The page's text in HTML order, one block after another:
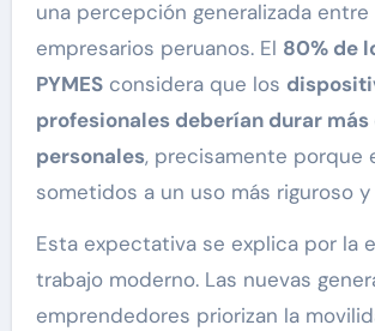
una percepción generalizada entre
empresarios peruanos. El 80% de
PYMESconsidera que los
profesionales deberían durar más
personales, precisamente porque
sometidos a un uso más riguroso
Esta expectativa se explica por la
trabajo moderno. Las nuevas
emprendedores priorizan la